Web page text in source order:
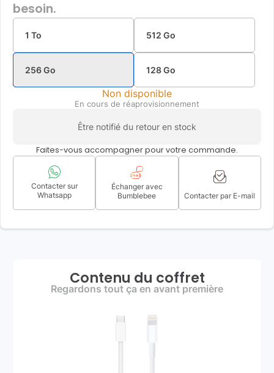
besoin.
1 To 512 Go
256 Go 128 Go
Non disponible
En cours de réaprovisionnement
Être notifié du retour en stock
Faites-vous accompagner pour votre commande.
Contacter sur
Whatsapp
Échanger avec
Bumblebee
Contacter par E-mail
Contenu du coffret
Regardons tout ça en avant première